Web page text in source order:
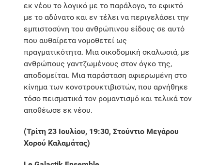
εκ νέου το λογικό με το παράλογο, το εφικτό
με το αδύνατο και εν τέλει να περιγελάσει την
εμπιστοσύνη του ανθρώπινου είδους σε αυτό
που αυθαίρετα νομοθετεί ως
πραγματικότητα. Μια οικοδομική σκαλωσιά, με
ανθρώπους γαντζωμένους στον όγκο της,
αποδομείται. Μια παράσταση αφιερωμένη στο
κίνημα των κονστρουκτιβιστών, που αρνήθηκε
τόσο πεισματικά τον ρομαντισμό και τελικά τον
αποθέωσε εκ νέου.
(Τρίτη 23 Ιουλίου, 19:30, Στούντιο Μεγάρου
Χορού Καλαμάτας)